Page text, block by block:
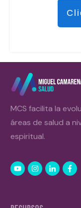
MCS facilita la
áreas de salud a
espiritual.